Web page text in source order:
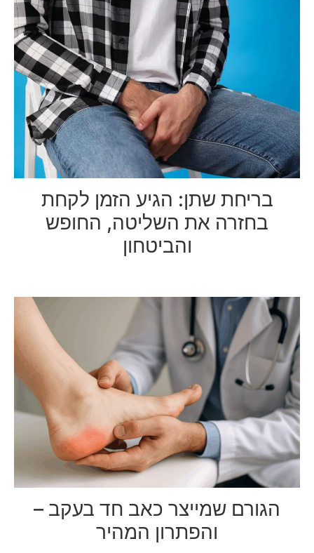
בריחת שתן: הגיע הזמן לקחת
בחזרה את השליטה, החופש
והביטחון
הגורם שמייצר כאב חד בעקב –
והפתרון המהיר